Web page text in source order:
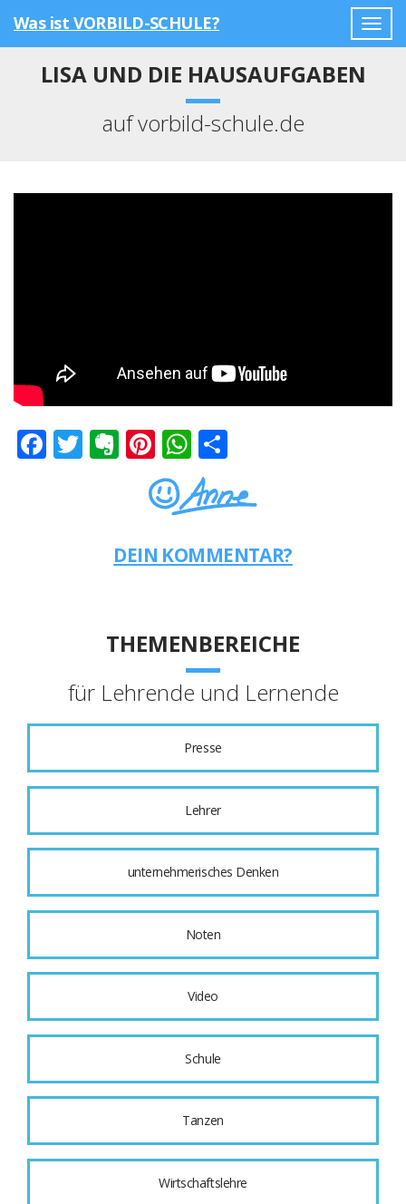
Was ist VORBILD-SCHULE?
LISA UND DIE HAUSAUFGABEN
auf vorbild-schule.de
Facebook
Twitter
Evernote
Pinterest
WhatsApp
DEIN KOMMENTAR?
THEMENBEREICHE
für Lehrende und Lernende
Presse
Lehrer
unternehmerisches Denken
Noten
Video
Schule
Tanzen
Wirtschaftslehre